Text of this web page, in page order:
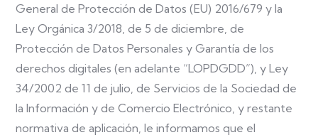
General de Protección de Datos (EU) 2016/679 y la
Ley Orgánica 3/2018, de 5 de diciembre, de
Protección de Datos Personales y Garantía de los
derechos digitales (en adelante “LOPDGDD”), y Ley
34/2002 de 11 de julio, de Servicios de la Sociedad de
la Información y de Comercio Electrónico, y restante
normativa de aplicación, le informamos que el